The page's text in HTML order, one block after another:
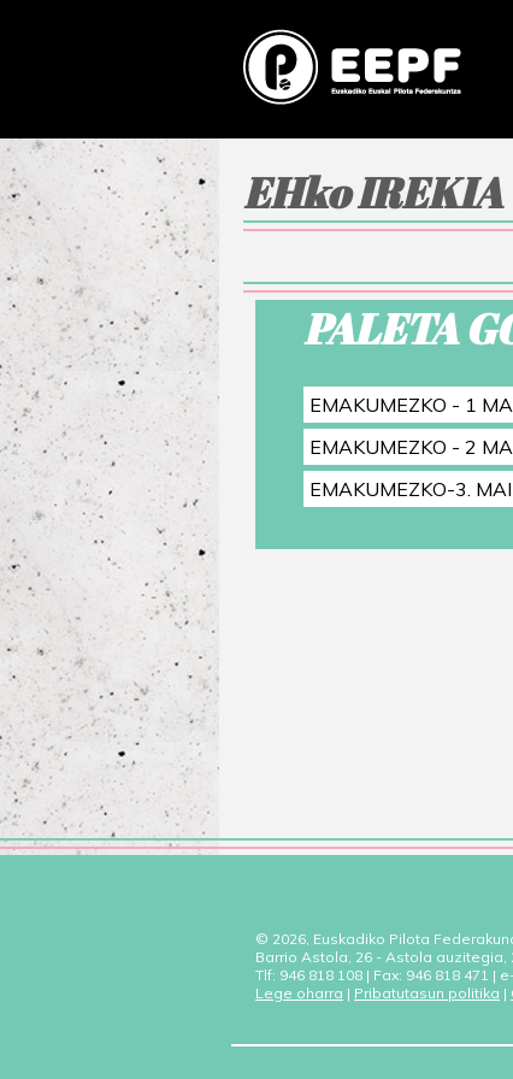
EHko
PALETA
EMAKUMEZKO - 1
EMAKUMEZKO - 2
EMAKUMEZKO-3.
© 2026, Euskadiko Pilota
Barrio Astola, 26 - Astola auzitegia,
Tlf: 946 818 108 | Fax: 946 818 471 |
Lege oharra | Pribatutasun politika |